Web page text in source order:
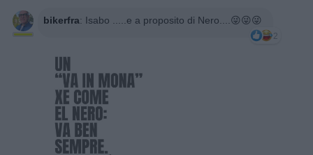
bikerfra: Isabo .....e a proposito di Nero....😜😜😜
2